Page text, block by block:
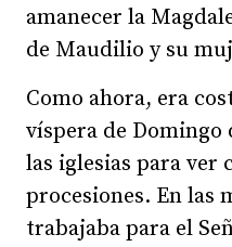
amanecer la
de Maudilio y su
Como ahora, era
víspera de Domingo
las iglesias para ver
procesiones. En las
trabajaba para el